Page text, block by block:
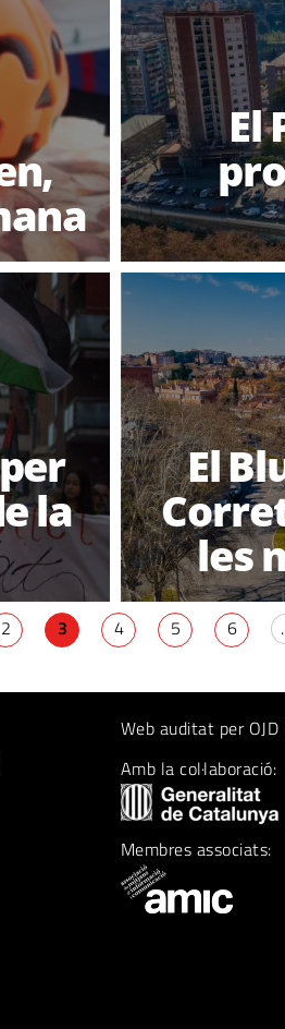
El
la
El
les
2 3 4 5 6
Web auditat per
Amb la col·laboració:
Membres associats: